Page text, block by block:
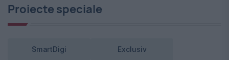
Proiecte speciale
SmartDigi Exclusiv